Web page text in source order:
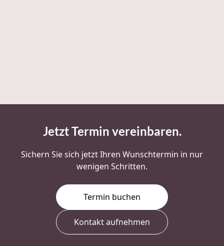
Jetzt Termin vereinbaren.
Sichern Sie sich jetzt Ihren Wunschtermin in nur
wenigen Schritten.
Termin buchen
Kontakt aufnehmen